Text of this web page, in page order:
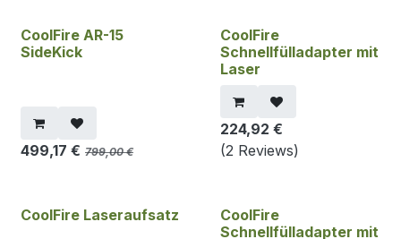
CoolFire AR-15
SideKick
499,17 € 799,00€
CoolFire
Schnellfülladapter mit
Laser
224,92 €
(2 Reviews)
CoolFire Laseraufsatz
CoolFire
Schnellfülladapter mit